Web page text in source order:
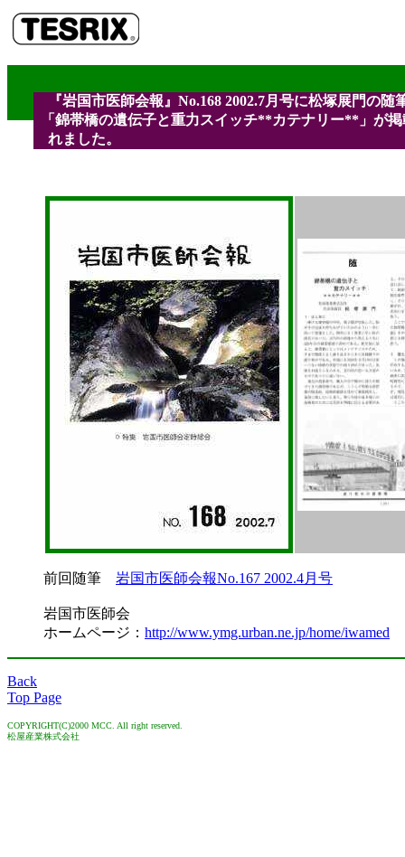
『岩国市医師会報』No.168 2002.7月号に松塚展門の随
「錦帯橋の遺伝子と重力スイッチ**カテナリー**」が掲
れました。
前回随筆 岩国市医師会報No.167 2002.4月号
岩国市医師会
ホームページ： http://www.ymg.urban.ne.jp/home/iwamed
Back
Top Page
COPYRIGHT(C)2000 MCC. All right reserved.
松屋産業株式会社